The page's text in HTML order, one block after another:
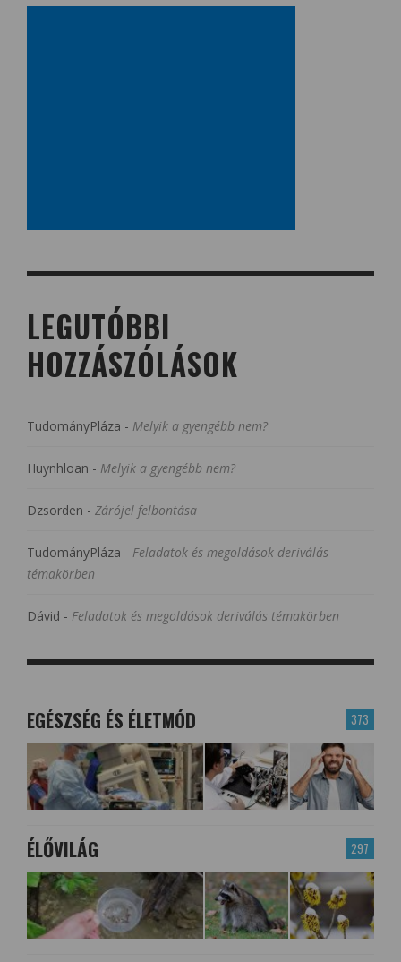
LEGUTÓBBI
HOZZÁSZÓLÁSOK
TudományPláza - Melyik a gyengébb nem?
Huynhloan - Melyik a gyengébb nem?
Dzsorden - Zárójel felbontása
TudományPláza - Feladatok és megoldások deriválás
témakörben
Dávid - Feladatok és megoldások deriválás témakörben
373
EGÉSZSÉG ÉS ÉLETMÓD
297
ÉLŐVILÁG